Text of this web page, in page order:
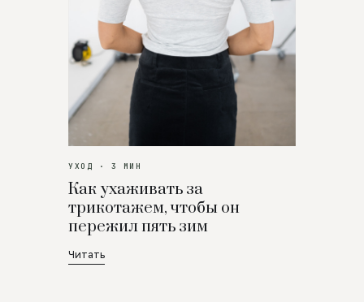
УХОД · 3 МИН
Как ухаживать за
трикотажем, чтобы он
пережил пять зим
Читать